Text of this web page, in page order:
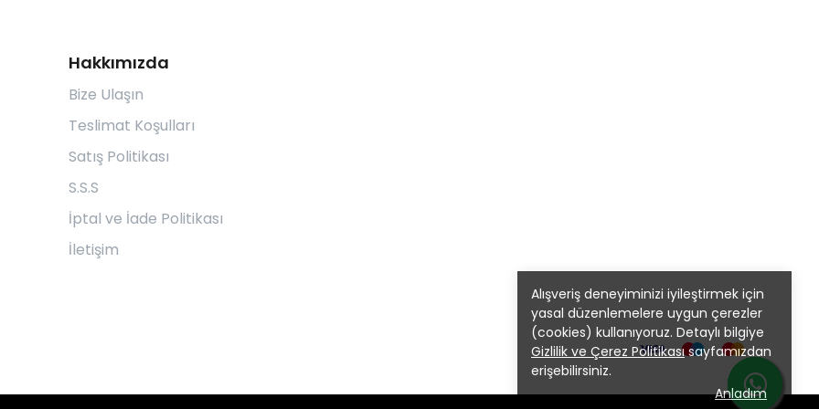
Alışveriş deneyiminizi iyileştirmek için
yasal düzenlemelere uygun çerezler
(cookies) kullanıyoruz. Detaylı bilgiye
Gizlilik ve Çerez Politikasısayfamızdan
erişebilirsiniz.
Anladım
Hakkımızda
Bize Ulaşın
Teslimat Koşulları
Satış Politikası
S.S.S
İptal ve İade Politikası
İletişim